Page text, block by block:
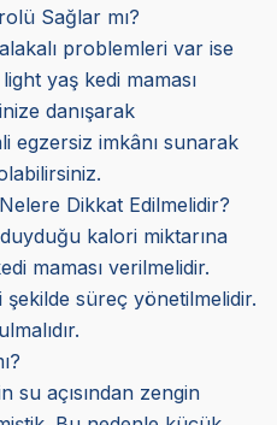
Sağlar mı?
problemleri var ise
yaş kedi maması
danışarak
egzersiz imkânı sunarak
Dikkat Edilmelidir?
kalori miktarına
maması verilmelidir.
süreç yönetilmelidir.
su açısından zengin